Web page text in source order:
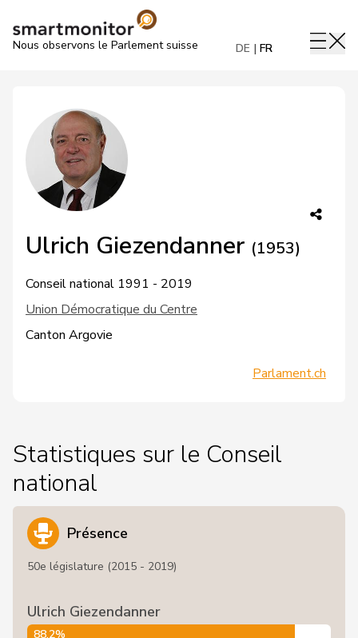
Nous observons le Parlement suisse DE FR
Ulrich Giezendanner (1953)
Conseil national 1991 - 2019
Union Démocratique du Centre
Canton Argovie
Parlament.ch
Statistiques sur le Conseil
national
Présence
50e législature (2015 - 2019)
Ulrich Giezendanner
88,2%